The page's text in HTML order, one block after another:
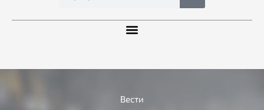
Вести